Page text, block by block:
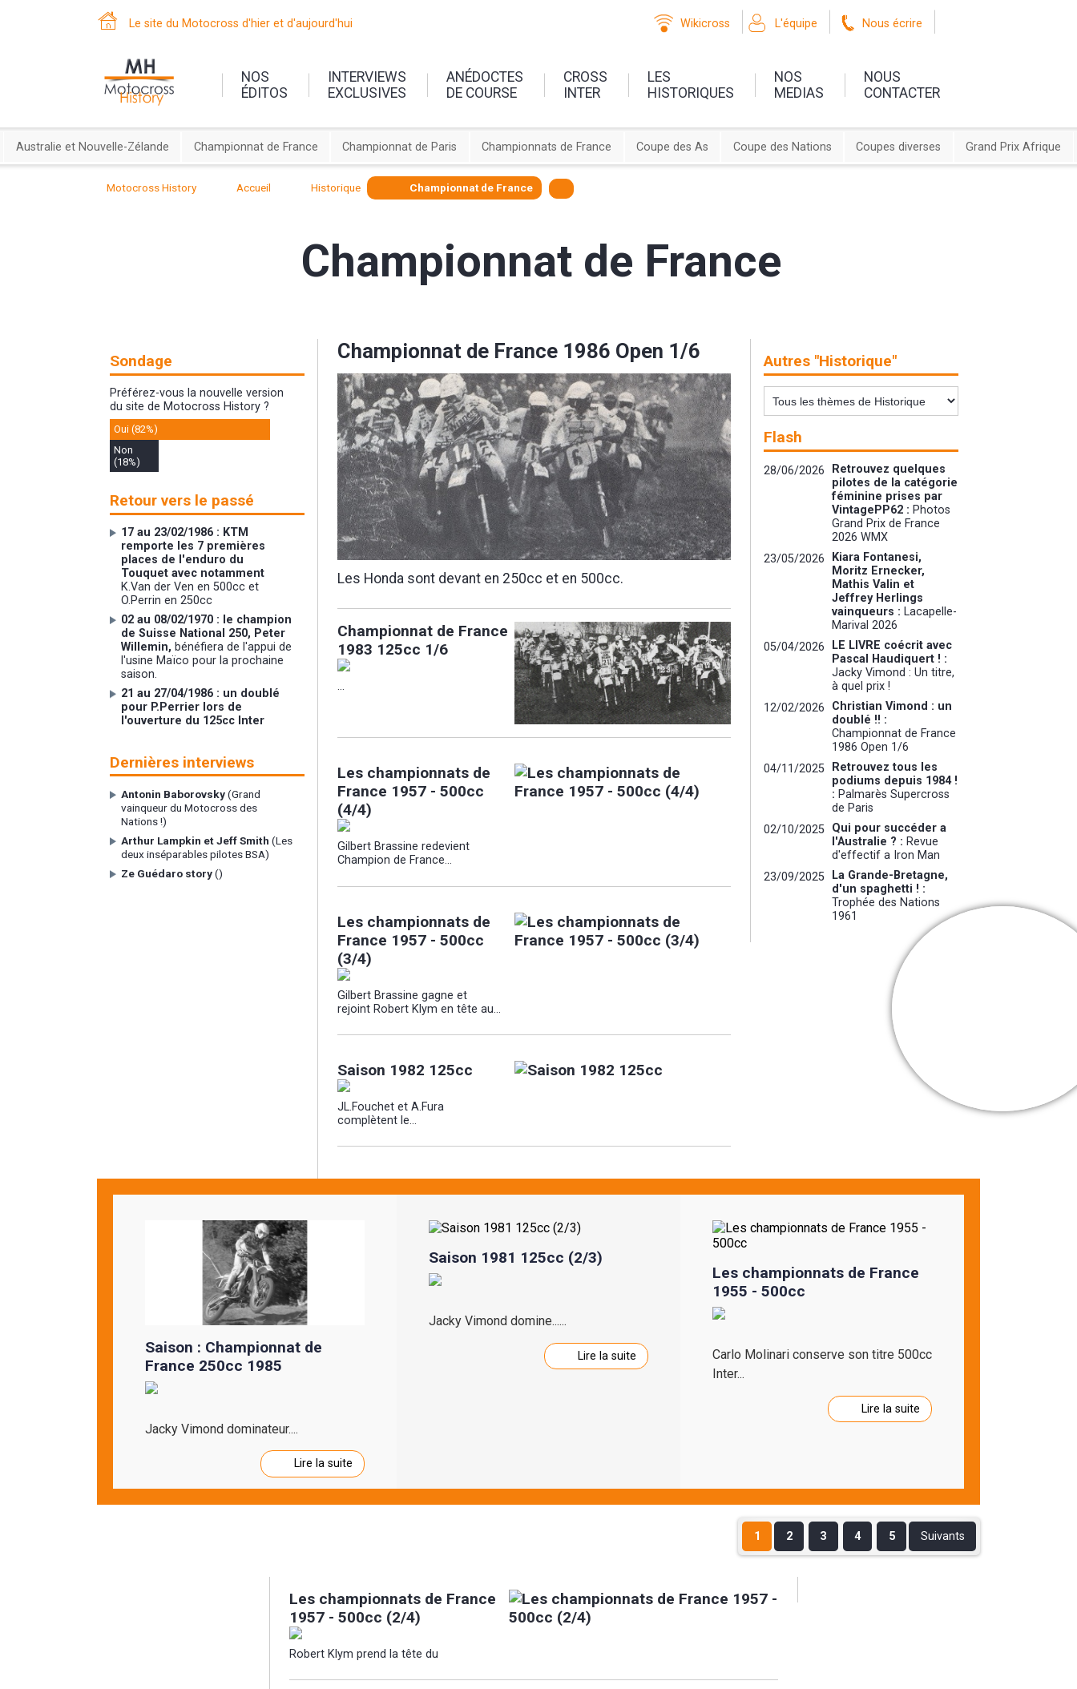
Le site du Motocross d'hier et d'aujourd'hui Wikicross L'équipe Nous écrire
NOS
ÉDITOS
INTERVIEWS
EXCLUSIVES
ANÉDOCTES
DE COURSE
CROSS
INTER
LES
HISTORIQUES
NOS
MEDIAS
NOUS
CONTACTER
Australie et Nouvelle-Zélande Championnat de France Championnat de Paris Championnats de France Coupe des As Coupe des Nations Coupes diverses Grand Prix Afrique
Motocross History Accueil Historique Championnat de France
Championnat de France
Sondage
Préférez-vous la nouvelle version
du site de Motocross History ?
Oui (82%)
Non
(18%)
Retour vers le passé
17 au 23/02/1986 : KTM
remporte les 7 premières
places de l'enduro du
Touquet avec notamment
K.Van der Ven en 500cc et
O.Perrin en 250cc
02 au 08/02/1970 : le champion
de Suisse National 250, Peter
Willemin, bénéfiera de l'appui de
l'usine Maïco pour la prochaine
saison.
21 au 27/04/1986 : un doublé
pour P.Perrier lors de
l'ouverture du 125cc Inter
Dernières interviews
Antonin Baborovsky(Grand
vainqueur du Motocross des
Nations !)
Arthur Lampkin et Jeff Smith (Les
deux inséparables pilotes BSA)
Ze Guédaro story()
Championnat de France 1986 Open 1/6
Les Honda sont devant en 250cc et en 500cc.
Championnat de France
1983 125cc 1/6
...
Les championnats de
France 1957 - 500cc
(4/4)
Gilbert Brassine redevient
Champion de France...
Les championnats de
France 1957 - 500cc
(3/4)
Gilbert Brassine gagne et
rejoint Robert Klym en tête au...
Saison 1982 125cc
JL.Fouchet et A.Fura
complètent le...
Autres "Historique"
Flash
28/06/2026
Retrouvez quelques
pilotes de la catégorie
féminine prises par
VintagePP62 : Photos
Grand Prix de France
2026 WMX
23/05/2026
Kiara Fontanesi,
Moritz Ernecker,
Mathis Valin et
Jeffrey Herlings
vainqueurs : Lacapelle-
Marival 2026
05/04/2026
LE LIVRE coécrit avec
Pascal Haudiquert ! :
Jacky Vimond : Un titre,
à quel prix !
12/02/2026
Christian Vimond : un
doublé !! :
Championnat de France
1986 Open 1/6
04/11/2025
Retrouvez tous les
podiums depuis 1984 !
: Palmarès Supercross
de Paris
02/10/2025 Qui pour succéder a
l'Australie ? : Revue
d'effectif a Iron Man
23/09/2025
La Grande-Bretagne,
d'un spaghetti ! :
Trophée des Nations
1961
Saison : Championnat de
France 250cc 1985
Jacky Vimond dominateur....
Lire la suite
Saison 1981 125cc (2/3)
Jacky Vimond domine......
Lire la suite
Les championnats de France
1955 - 500cc
Carlo Molinari conserve son titre 500cc
Inter...
Lire la suite
1 2 3 4 5 Suivants
Les championnats de France
1957 - 500cc (2/4)
Robert Klym prend la tête du